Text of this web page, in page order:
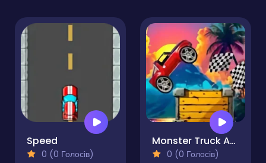
Speed
0 (0 Голосів)
Monster Truck Adventure Expedition
0 (0 Голосів)